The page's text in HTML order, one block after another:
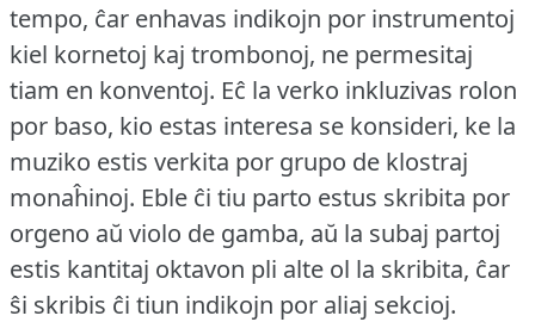
tempo, ĉar enhavas indikojn por instrumentoj
kiel kornetoj kaj trombonoj, ne permesitaj
tiam en konventoj. Eĉ la verko inkluzivas rolon
por baso, kio estas interesa se konsideri, ke la
muziko estis verkita por grupo de klostraj
monaĥinoj. Eble ĉi tiu parto estus skribita por
orgeno aŭ violo de gamba, aŭ la subaj partoj
estis kantitaj oktavon pli alte ol la skribita, ĉar
ŝi skribis ĉi tiun indikojn por aliaj sekcioj.